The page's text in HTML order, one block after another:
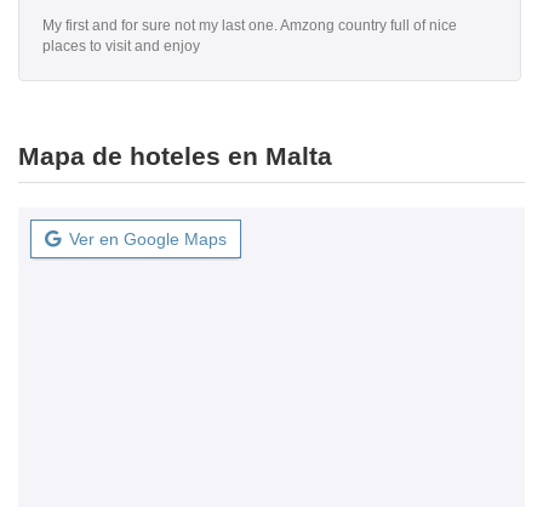
My first and for sure not my last one. Amzong country full of nice
places to visit and enjoy
Mapa de hoteles en Malta
Ver en Google Maps